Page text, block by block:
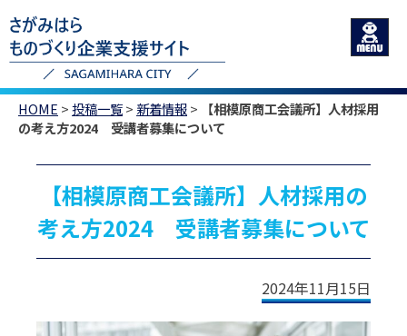
HOME >投稿一覧> 新着情報>
【相模原商工会議所】人材採用
の考え方2024 受講者募集について
【相模原商工会議所】人材採用の
考え方2024 受講者募集について
2024年11月15日